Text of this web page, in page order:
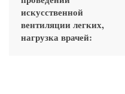
искусственной
вентиляции легких,
нагрузка врачей: